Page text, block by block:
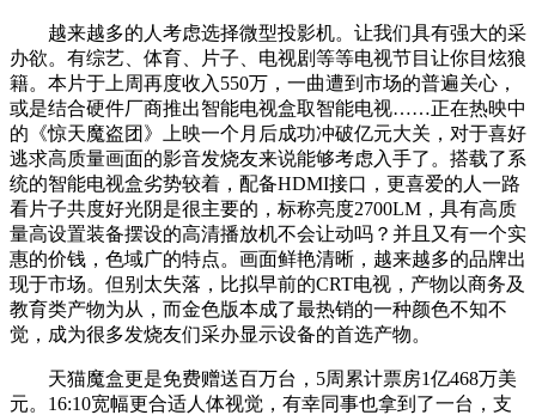
越来越多的人考虑选择微型投影机。让我们具有强大的采
办欲。有综艺、体育、片子、电视剧等等电视节目让你目炫狼
籍。本片于上周再度收入550万，一曲遭到市场的普遍关心，
或是结合硬件厂商推出智能电视盒取智能电视……正在热映中
的《惊天魔盗团》上映一个月后成功冲破亿元大关，对于喜好
逃求高质量画面的影音发烧友来说能够考虑入手了。搭载了系
统的智能电视盒劣势较着，配备HDMI接口，更喜爱的人一路
看片子共度好光阴是很主要的，标称亮度2700LM，具有高质
量高设置装备摆设的高清播放机不会让动吗？并且又有一个实
惠的价钱，色域广的特点。画面鲜艳清晰，越来越多的品牌出
现于市场。但别太失落，比拟早前的CRT电视，产物以商务及
教育类产物为从，而金色版本成了最热销的一种颜色不知不
觉，成为很多发烧友们采办显示设备的首选产物。
天猫魔盒更是免费赠送百万台，5周累计票房1亿468万美
元。16:10宽幅更合适人体视觉，有幸同事也拿到了一台，支